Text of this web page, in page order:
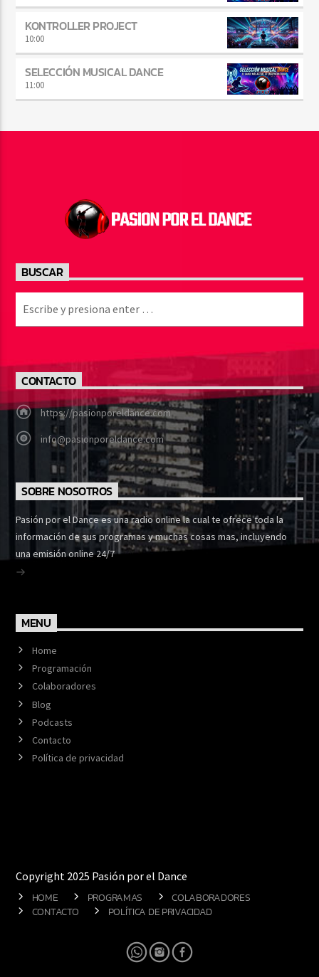
KONTROLLER PROJECT
10:00
SELECCIÓN MUSICAL DANCE
11:00
BUSCAR
CONTACTO
https://pasionporeldance.com
info@pasionporeldance.com
SOBRE NOSOTROS
Pasión por el Dance es una radio online la cual te ofrece toda la
información de sus programas y muchas cosas mas, incluyendo
una emisión online 24/7
MENU
Home
Programación
Colaboradores
Blog
Podcasts
Contacto
Política de privacidad
Copyright 2025 Pasión por el Dance
HOME PROGRAMAS
COLABORADORES
CONTACTO
POLÍTICA DE PRIVACIDAD